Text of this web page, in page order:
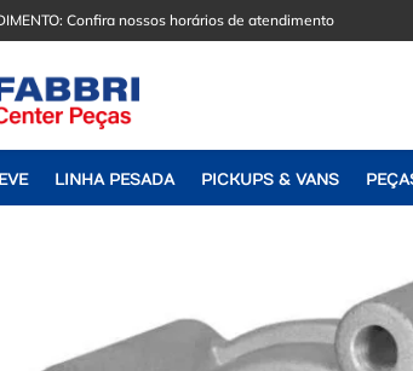
Confira nossos horários de atendimento
LINHA PESADA PICKUPS & VANS